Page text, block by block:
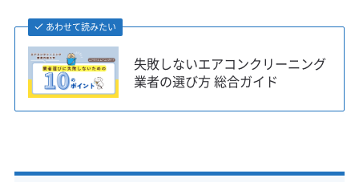
あわせて読みたい
失敗しないエアコンクリーニング
業者の選び方 総合ガイド